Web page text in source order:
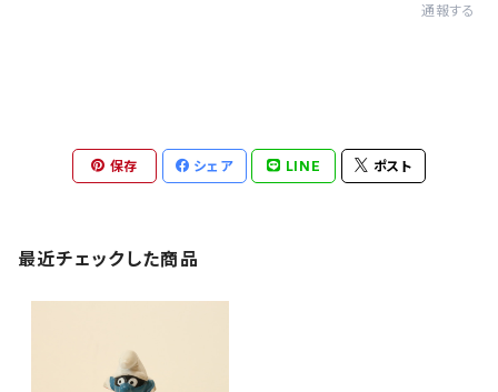
通報する
保存 シェア LINE ポスト
最近チェックした商品